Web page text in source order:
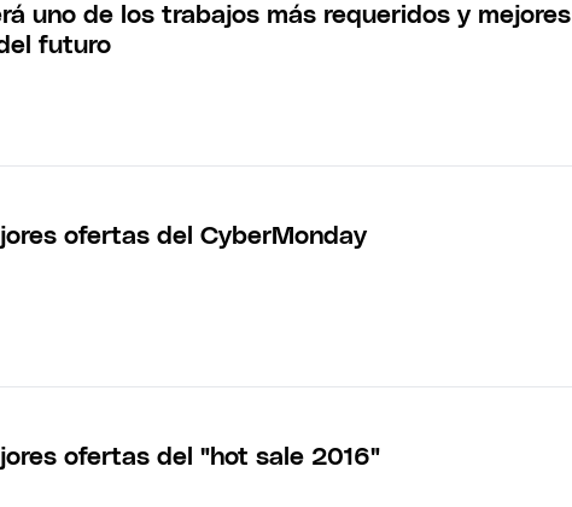
uno de los trabajos más requeridos y mejores
futuro
ofertas del CyberMonday
ofertas del "hot sale 2016"